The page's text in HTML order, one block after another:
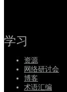
学习
资源
网络研讨会
博客
术语汇编